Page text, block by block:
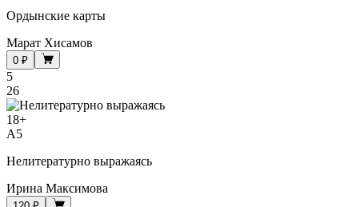
Ордынские карты
Марат Хисамов
0 ₽
5
26
18+
A5
Нелитературно выражаясь
Ирина Максимова